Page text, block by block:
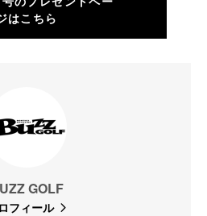
はこちら
GOLF
フィール